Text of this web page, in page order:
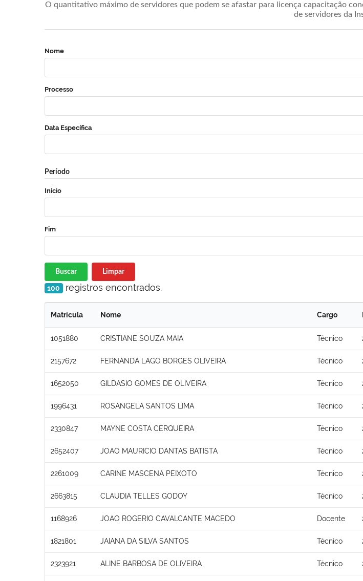
O quantitativo máximo de servidores que podem se afastar para licença capacitação
de servidores da
Nome
Processo
Data Específica
Período
Início
Fim
Buscar Limpar
100 registros encontrados.
Matrícula Nome Cargo
1051880 CRISTIANE SOUZA MAIA Técnico
2157672 FERNANDA LAGO BORGES OLIVEIRA Técnico
1652050 GILDASIO GOMES DE OLIVEIRA Técnico
1996431 ROSANGELA SANTOS LIMA Técnico
2330847 MAYNE COSTA CERQUEIRA Técnico
2652407 JOAO MAURICIO DANTAS BATISTA Técnico
2261009 CARINE MASCENA PEIXOTO Técnico
2663815 CLAUDIA TELLES GODOY Técnico
1168926 JOAO ROGERIO CAVALCANTE MACEDO Docente
1821801 JAIANA DA SILVA SANTOS Técnico
2323921 ALINE BARBOSA DE OLIVEIRA Técnico